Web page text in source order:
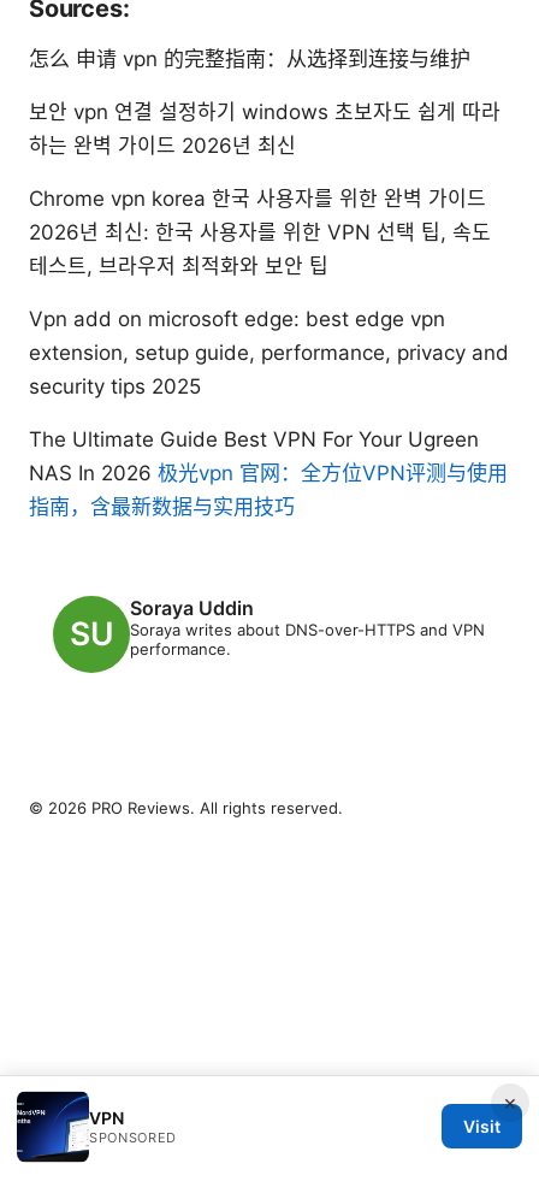
Sources:
怎么 申请 vpn 的完整指南：从选择到连接与维护
보안 vpn 연결 설정하기 windows 초보자도 쉽게 따라
하는 완벽 가이드 2026년 최신
Chrome vpn korea 한국 사용자를 위한 완벽 가이드
2026년 최신: 한국 사용자를 위한 VPN 선택 팁, 속도
테스트, 브라우저 최적화와 보안 팁
Vpn add on microsoft edge: best edge vpn
extension, setup guide, performance, privacy and
security tips 2025
The Ultimate Guide Best VPN For Your Ugreen
NAS In 2026 极光vpn 官网：全方位VPN评测与使用
指南，含最新数据与实用技巧
Soraya Uddin
Soraya writes about DNS-over-HTTPS and VPN
performance.
×
VPN
SPONSORED
Visit
© 2026 PRO Reviews. All rights reserved.